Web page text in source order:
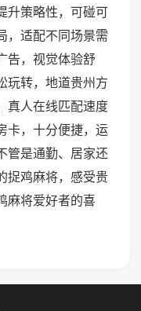
升策略性，可碰可
，适配不同场景需
告，视觉体验舒
玩转，地道贵州方
真人在线匹配速度
卡，十分便捷，运
管是通勤、居家还
捉鸡麻将，感受贵
麻将爱好者的喜